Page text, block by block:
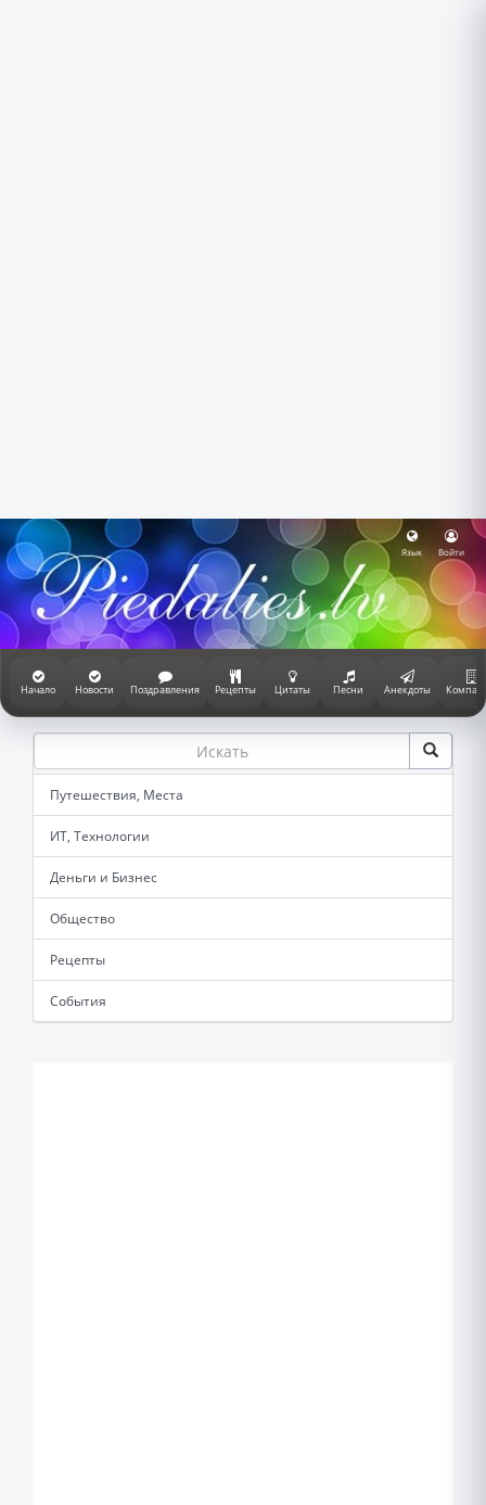
Язык Войти
Начало Новости Поздравления Рецепты Цитаты Песни Анекдоты
Путешествия, Места
ИТ, Технологии
Деньги и Бизнес
Общество
Рецепты
События